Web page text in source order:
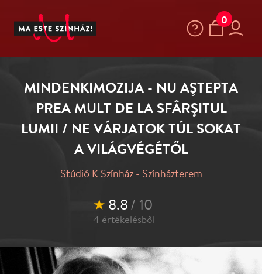
PREA MULT DE LA SFÂRŞITUL
LUMII / NE VÁRJATOK TÚL SOKAT
A VILÁGVÉGÉTŐL
Stúdió K Színház - Színházterem
★8.8/ 10